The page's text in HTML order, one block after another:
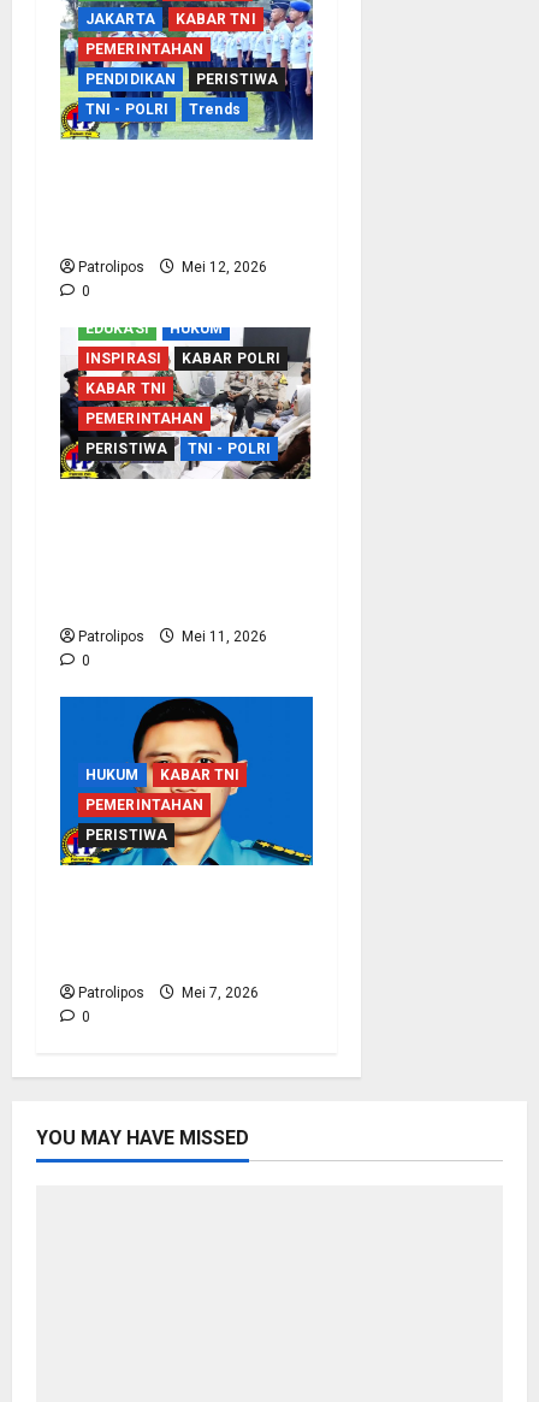
JAKARTA
KABAR TNI
PEMERINTAHAN
PENDIDIKAN
PERISTIWA
TNI - POLRI
Trends
Patrolipos
Mei 12, 2026
0
EDUKASI
HUKUM
INSPIRASI
KABAR POLRI
KABAR TNI
PEMERINTAHAN
PERISTIWA
TNI - POLRI
Patrolipos
Mei 11, 2026
0
HUKUM
KABAR TNI
PEMERINTAHAN
PERISTIWA
Patrolipos
Mei 7, 2026
0
YOU MAY HAVE MISSED